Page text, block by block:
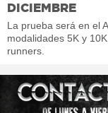
DICIEMBRE
La prueba será en el
modalidades 5K y
runners.